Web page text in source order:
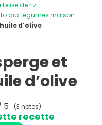
base de riz
aux légumes maison
d’olive
et
d’olive
5 (3 notes)
recette